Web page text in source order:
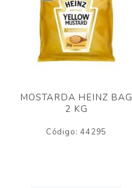
MOSTARDA HEINZ BAG
2 KG
Código: 44295